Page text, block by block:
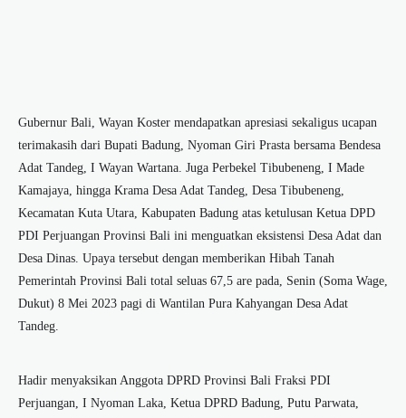
Gubernur Bali, Wayan Koster mendapatkan apresiasi sekaligus ucapan
terimakasih dari Bupati Badung, Nyoman Giri Prasta bersama Bendesa
Adat Tandeg, I Wayan Wartana. Juga Perbekel Tibubeneng, I Made
Kamajaya, hingga Krama Desa Adat Tandeg, Desa Tibubeneng,
Kecamatan Kuta Utara, Kabupaten Badung atas ketulusan Ketua DPD
PDI Perjuangan Provinsi Bali ini menguatkan eksistensi Desa Adat dan
Desa Dinas. Upaya tersebut dengan memberikan Hibah Tanah
Pemerintah Provinsi Bali total seluas 67,5 are pada, Senin (Soma Wage,
Dukut) 8 Mei 2023 pagi di Wantilan Pura Kahyangan Desa Adat
Tandeg.
Hadir menyaksikan Anggota DPRD Provinsi Bali Fraksi PDI
Perjuangan, I Nyoman Laka, Ketua DPRD Badung, Putu Parwata,